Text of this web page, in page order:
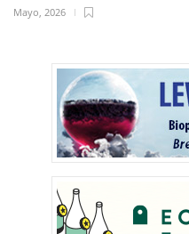
Mayo, 2026